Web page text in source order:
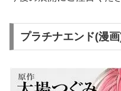
プラチナエンド(漫